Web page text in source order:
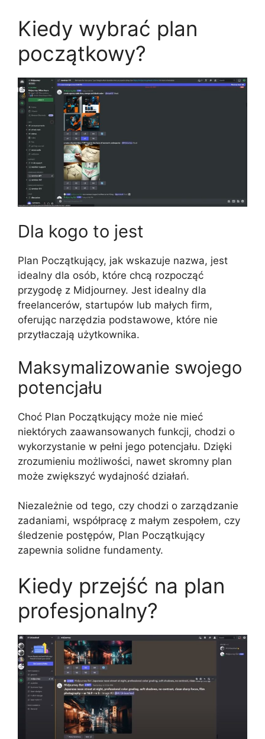
Kiedy wybrać plan
początkowy?
Dla kogo to jest
Plan Początkujący, jak wskazuje nazwa, jest
idealny dla osób, które chcą rozpocząć
przygodę z Midjourney. Jest idealny dla
freelancerów, startupów lub małych firm,
oferując narzędzia podstawowe, które nie
przytłaczają użytkownika.
Maksymalizowanie swojego
potencjału
Choć Plan Początkujący może nie mieć
niektórych zaawansowanych funkcji, chodzi o
wykorzystanie w pełni jego potencjału. Dzięki
zrozumieniu możliwości, nawet skromny plan
może zwiększyć wydajność działań.
Niezależnie od tego, czy chodzi o zarządzanie
zadaniami, współpracę z małym zespołem, czy
śledzenie postępów, Plan Początkujący
zapewnia solidne fundamenty.
Kiedy przejść na plan
profesjonalny?